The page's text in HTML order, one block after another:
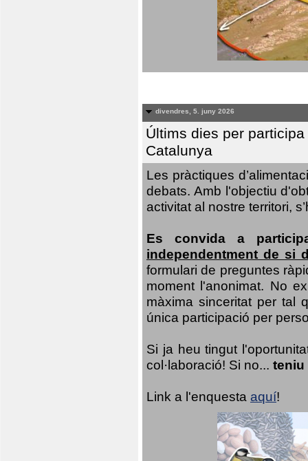
divendres, 5. juny 2026
Últims dies per
Catalunya
Les pràctiques
debats. Amb l'objectiu
activitat al nostre territori,
Es convida a
independentment de si
formulari de preguntes
moment l'anonimat. No
màxima sinceritat per tal
única participació per
Si ja heu tingut
col·laboració! Si no... teniu
Link a l'enquesta aquí!